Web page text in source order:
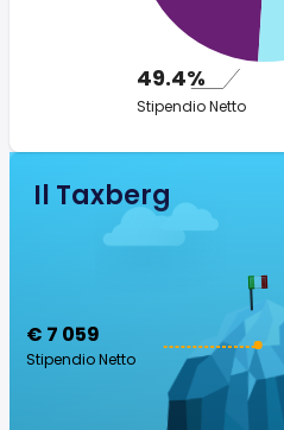
49.4%
Stipendio Netto
Il Taxberg
€ 7 059
Stipendio Netto